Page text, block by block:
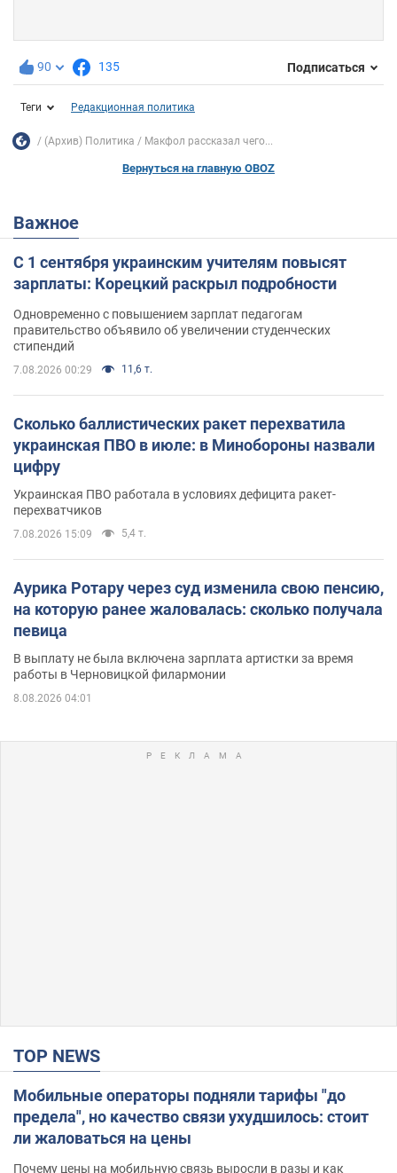
90 135 Подписаться
Теги Редакционная политика
(Архив) Политика Макфол рассказал чего...
Вернуться на главную OBOZ
Важное
С 1 сентября украинским учителям повысят
зарплаты: Корецкий раскрыл подробности
Одновременно с повышением зарплат педагогам
правительство объявило об увеличении студенческих
стипендий
7.08.2026 00:29 11,6 т.
Сколько баллистических ракет перехватила
украинская ПВО в июле: в Минобороны назвали
цифру
Украинская ПВО работала в условиях дефицита ракет-
перехватчиков
7.08.2026 15:09 5,4 т.
Аурика Ротару через суд изменила свою пенсию,
на которую ранее жаловалась: сколько получала
певица
В выплату не была включена зарплата артистки за время
работы в Черновицкой филармонии
8.08.2026 04:01
TOP NEWS
Мобильные операторы подняли тарифы "до
предела", но качество связи ухудшилось: стоит
ли жаловаться на цены
Почему цены на мобильную связь выросли в разы и как